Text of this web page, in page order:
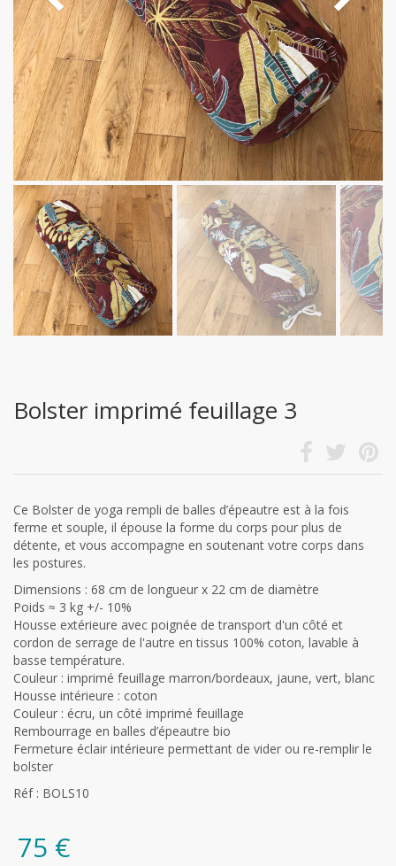
Bolster imprimé feuillage 3
Ce Bolster de yoga rempli de balles d’épeautre est à la fois
ferme et souple, il épouse la forme du corps pour plus de
détente, et vous accompagne en soutenant votre corps dans
les postures.
Dimensions : 68 cm de longueur x 22 cm de diamètre
Poids ≈ 3 kg +/- 10%
Housse extérieure avec poignée de transport d'un côté et
cordon de serrage de l'autre en tissus 100% coton, lavable à
basse température.
Couleur : imprimé feuillage marron/bordeaux, jaune, vert, blanc
Housse intérieure : coton
Couleur : écru, un côté imprimé feuillage
Rembourrage en balles d’épeautre bio
Fermeture éclair intérieure permettant de vider ou re-remplir le
bolster
Réf : BOLS10
75 €